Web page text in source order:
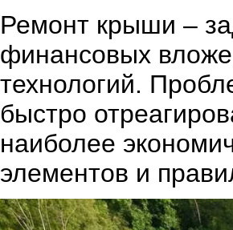
Ремонт крыши –
финансовых
технологий.
быстро
наиболее
элементов и